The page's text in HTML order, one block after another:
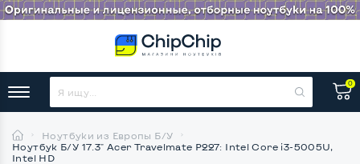
0
Ноутбуки из Европы Б/У
Ноутбук Б/У 17.3" Acer Travelmate P227: Intel Core i3-5005U,
Intel HD